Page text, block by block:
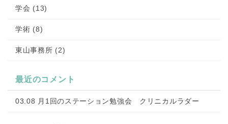
学会 (13)
学術 (8)
東山事務所 (2)
最近のコメント
03.08 月1回のステーション勉強会 クリニカルラダー